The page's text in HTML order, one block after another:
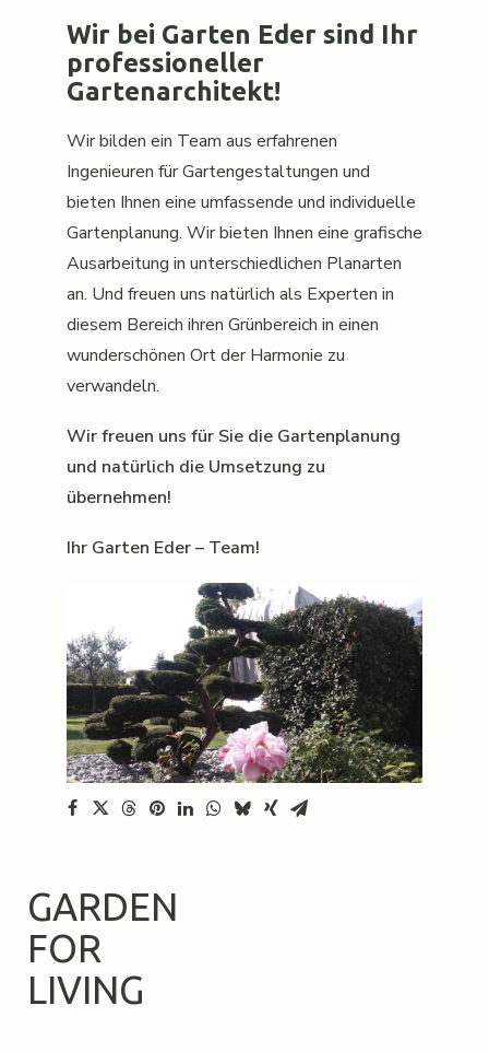
Wir bei Garten Eder sind Ihr
professioneller
Gartenarchitekt!
Wir bilden ein Team aus erfahrenen
Ingenieuren für Gartengestaltungen und
bieten Ihnen eine umfassende und individuelle
Gartenplanung. Wir bieten Ihnen eine grafische
Ausarbeitung in unterschiedlichen Planarten
an. Und freuen uns natürlich als Experten in
diesem Bereich ihren Grünbereich in einen
wunderschönen Ort der Harmonie zu
verwandeln.
Wir freuen uns für Sie die Gartenplanung
und natürlich die Umsetzung zu
übernehmen!
Ihr Garten Eder – Team!
GARDEN
FOR
LIVING